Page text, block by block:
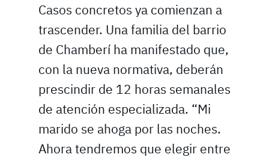
Casos concretos ya comienzan a
trascender. Una familia del barrio
de Chamberí ha manifestado que,
con la nueva normativa, deberán
prescindir de 12 horas semanales
de atención especializada. “Mi
marido se ahoga por las noches.
Ahora tendremos que elegir entre